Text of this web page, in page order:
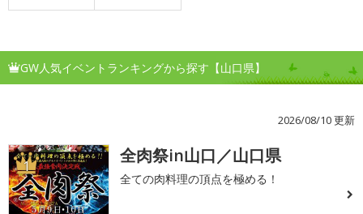
GW人気イベントランキングから探す【山口県】
2026/08/10 更新
1 全肉祭in山口／山口県
全ての肉料理の頂点を極める！